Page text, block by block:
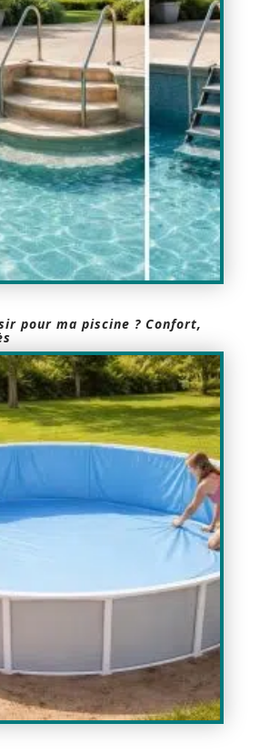
pour ma piscine ? Confort,